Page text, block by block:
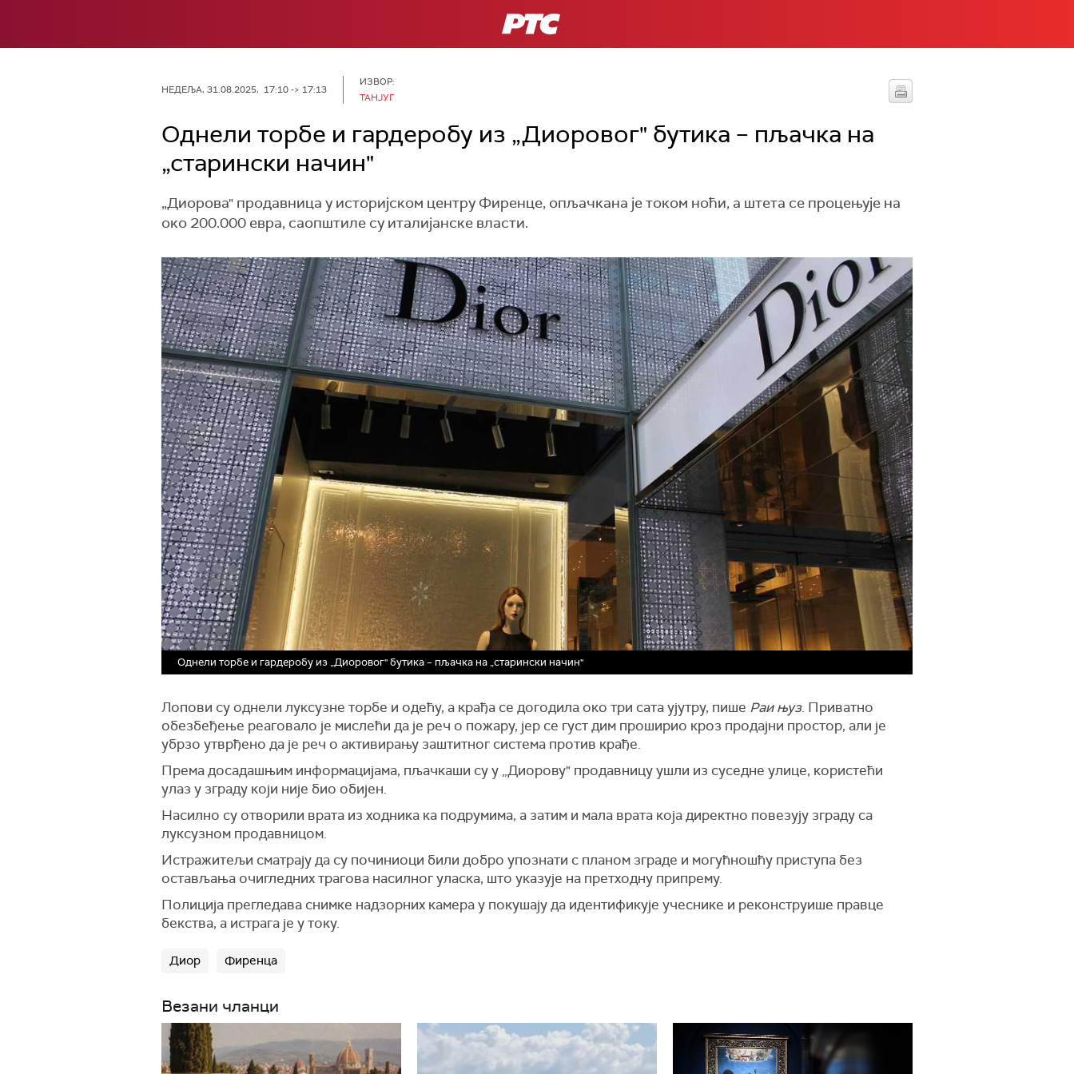
РТС
НЕДЕЉА, 31.08.2025, 17:10 -> 17:13
ИЗВОР:
ТАНЈУГ
Однели торбе и гардеробу из „Диоровог" бутика – пљачка на
„старински начин"
„Диорова" продавница у историјском центру Фиренце, опљачкана је током ноћи, а штета се процењује на
око 200.000 евра, саопштиле су италијанске власти.
Однели торбе и гардеробу из „Диоровог" бутика – пљачка на „старински начин"
Лопови су однели луксузне торбе и одећу, а крађа се догодила око три сата ујутру, пише Раи њуз. Приватно
обезбеђење реаговало је мислећи да је реч о пожару, јер се густ дим проширио кроз продајни простор, али је
убрзо утврђено да је реч о активирању заштитног система против крађе.
Према досадашњим информацијама, пљачкаши су у „Диорову" продавницу ушли из суседне улице, користећи
улаз у зграду који није био обијен.
Насилно су отворили врата из ходника ка подрумима, а затим и мала врата која директно повезују зграду са
луксузном продавницом.
Истражитељи сматрају да су починиоци били добро упознати с планом зграде и могућношћу приступа без
остављања очигледних трагова насилног уласка, што указује на претходну припрему.
Полиција прегледава снимке надзорних камера у покушају да идентификује учеснике и реконструише правце
бекства, а истрага је у току.
Диор Фиренца
Везани чланци